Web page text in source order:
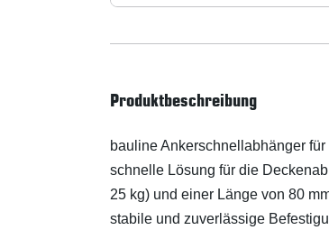
Produktbeschreibung
bauline Ankerschnellabhänger
schnelle Lösung für die
25 kg) und einer Länge von 80
stabile und zuverlässige